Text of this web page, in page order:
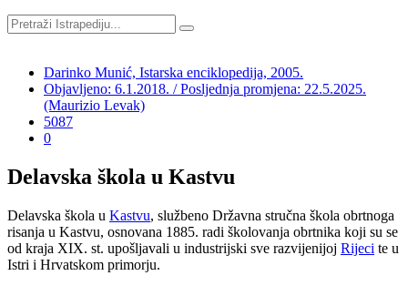
Darinko Munić, Istarska enciklopedija, 2005.
Objavljeno: 6.1.2018. / Posljednja promjena: 22.5.2025.
(Maurizio Levak)
5087
0
Delavska škola u Kastvu
Delavska škola u Kastvu, službeno Državna stručna škola obrtnoga
risanja u Kastvu, osnovana 1885. radi školovanja obrtnika koji su se
od kraja XIX. st. upošljavali u industrijski sve razvijenijoj Rijeci te u
Istri i Hrvatskom primorju.